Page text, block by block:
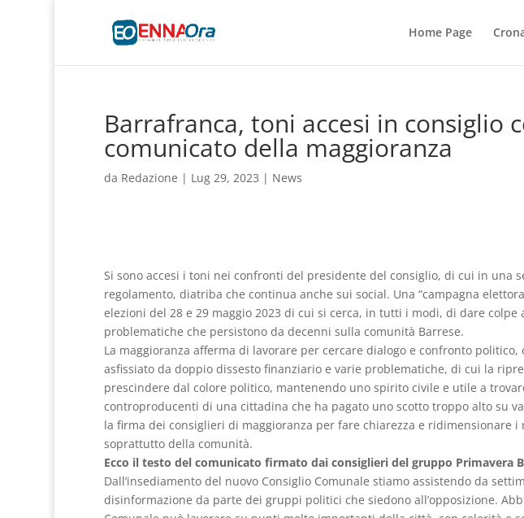
Home Page
Barrafranca, toni accesi in consiglio
comunicato della maggioranza
da Redazione | Lug 29, 2023 | News
Si sono accesi i toni nei confronti del presidente del consiglio, di cui in una
regolamento, diatriba che continua anche sui social. Una “campagna
elezioni del 28 e 29 maggio 2023 di cui si cerca, in tutti i modi, di dare
problematiche che persistono da decenni sulla comunità Barrese.
La maggioranza afferma di lavorare per cercare dialogo e confronto
asfissiato da doppio dissesto finanziario e varie problematiche, di cui la
prescindere dal colore politico, mantenendo uno spirito civile e utile a
controproducenti di una cittadina che ha pagato uno scotto troppo alto su
la firma dei consiglieri di maggioranza per fare chiarezza e ridimensionare
soprattutto della comunità.
Ecco il testo del comunicato firmato dai consiglieri del gruppo Primavera
Dall’insediamento del nuovo Consiglio Comunale stiamo assistendo da
disinformazione da parte dei gruppi politici che siedono all’opposizione.